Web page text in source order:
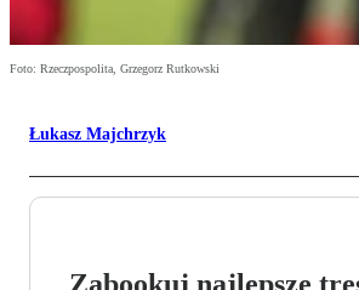
Foto: Rzeczpospolita, Grzegorz Rutkowski
Łukasz Majchrzyk